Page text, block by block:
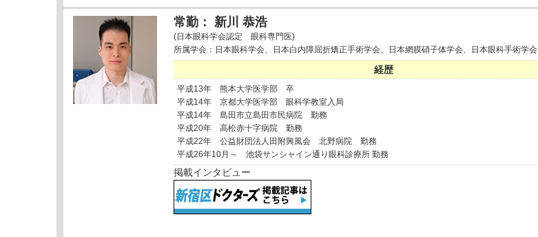
常勤： 新川 恭浩
(日本眼科学会認定 眼科専門医)
所属学会：日本眼科学会、日本白内障屈折矯正手術学会、日本網膜硝子体学会、日本眼科手術学会
経歴
平成13年 熊本大学医学部 卒
平成14年 京都大学医学部 眼科学教室入局
平成14年 島田市立島田市民病院 勤務
平成20年 高松赤十字病院 勤務
平成22年 公益財団法人田附興風会 北野病院 勤務
平成26年10月～ 池袋サンシャイン通り眼科診療所 勤務
掲載インタビュー